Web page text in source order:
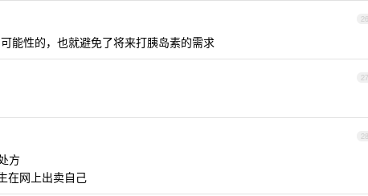
26
能性的，也就避免了将来打胰岛素的需求
27
28
方
在网上出卖自己